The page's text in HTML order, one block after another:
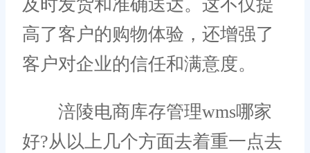
及时发货和准确送达。这不仅提
高了客户的购物体验，还增强了
客户对企业的信任和满意度。
涪陵电商库存管理wms哪家
好?从以上几个方面去着重一点去